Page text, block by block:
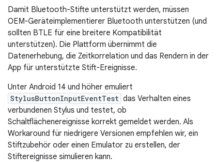
Damit Bluetooth-Stifte unterstützt werden, müssen
OEM-Geräteimplementierer Bluetooth unterstützen (und
sollten BTLE für eine breitere Kompatibilität
unterstützen). Die Plattform übernimmt die
Datenerhebung, die Zeitkorrelation und das Rendern in der
App für unterstützte Stift-Ereignisse.
Unter Android 14 und höher emuliert
StylusButtonInputEventTest das Verhalten eines
verbundenen Stylus und testet, ob
Schaltflächenereignisse korrekt gemeldet werden. Als
Workaround für niedrigere Versionen empfehlen wir, ein
Stiftzubehör oder einen Emulator zu erstellen, der
Stiftereignisse simulieren kann.